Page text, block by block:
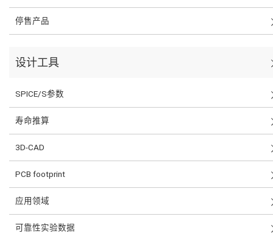
停售产品
设计工具
SPICE/S参数
寿命推算
3D-CAD
PCB footprint
应用领域
可靠性实验数据